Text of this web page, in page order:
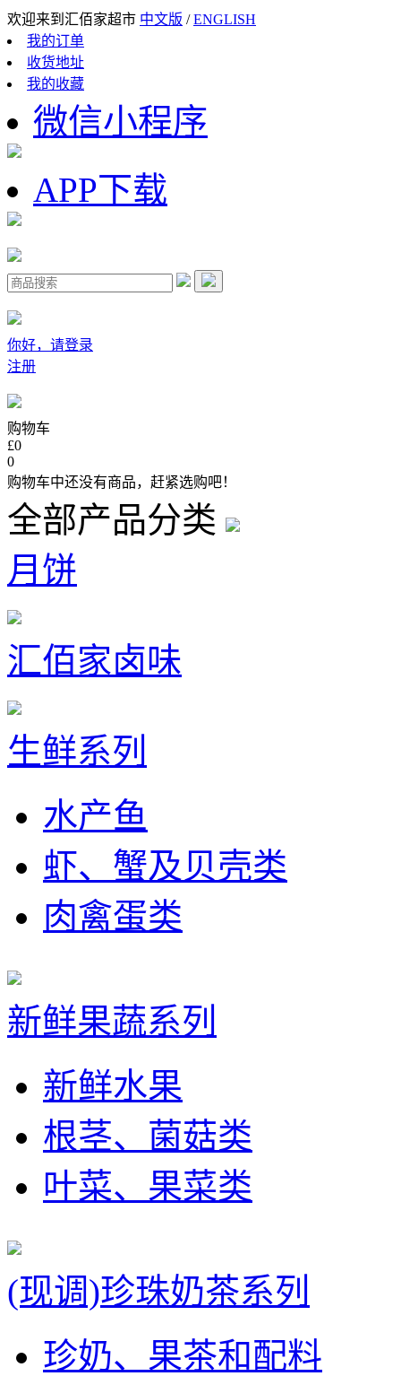
欢迎来到汇佰家超市 中文版 /ENGLISH
我的订单
收货地址
我的收藏
微信小程序
APP下载
你好，请登录
注册
购物车
£0
0
购物车中还没有商品，赶紧选购吧！
全部产品分类
月饼
汇佰家卤味
生鲜系列
水产鱼
虾、蟹及贝壳类
肉禽蛋类
新鲜果蔬系列
新鲜水果
根茎、菌菇类
叶菜、果菜类
(现调)珍珠奶茶系列
珍奶、果茶和配料